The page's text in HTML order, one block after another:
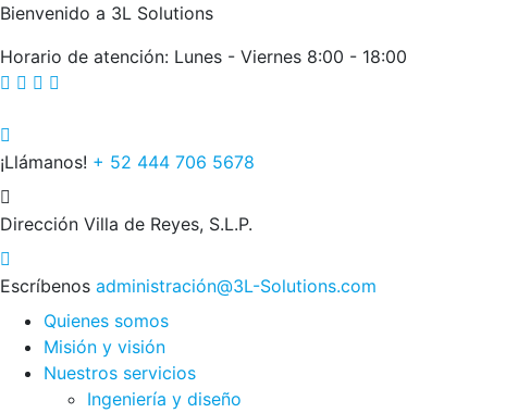
Bienvenido a 3L Solutions
Horario de atención: Lunes - Viernes 8:00 - 18:00
¡Llámanos! + 52 444 706 5678
Dirección Villa de Reyes, S.L.P.
Escríbenos administración@3L-Solutions.com
Quienes somos
Misión y visión
Nuestros servicios
Ingeniería y diseño